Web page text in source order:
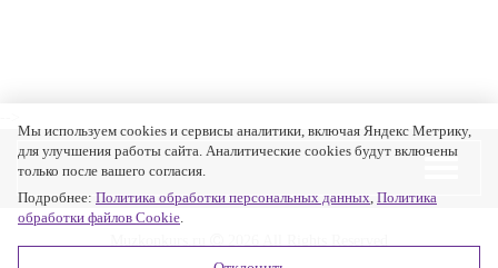
Мы используем cookies и сервисы аналитики, включая Яндекс Метрику,
для улучшения работы сайта. Аналитические cookies будут включены
только после вашего согласия.
Подробнее: Политика обработки персональных данных, Политика
обработки файлов Cookie.